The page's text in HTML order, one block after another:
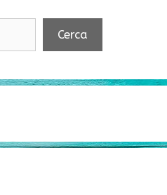
Cerca